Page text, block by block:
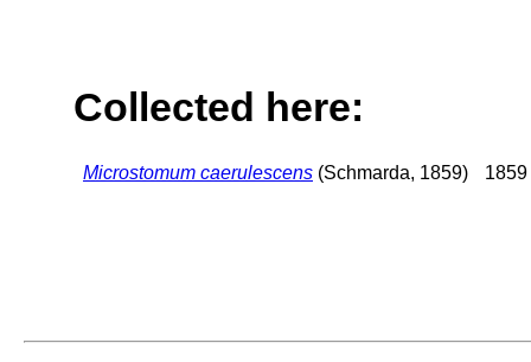
Collected here:
Microstomum caerulescens (Schmarda, 1859)